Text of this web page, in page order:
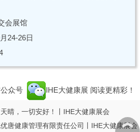
会展馆
24-26日
众号 IHE大健康展 阅读更精彩！
晴，一切安好！丨IHE大健康展会
优唐健康管理有限责任公司丨IHE大健康展会
︽